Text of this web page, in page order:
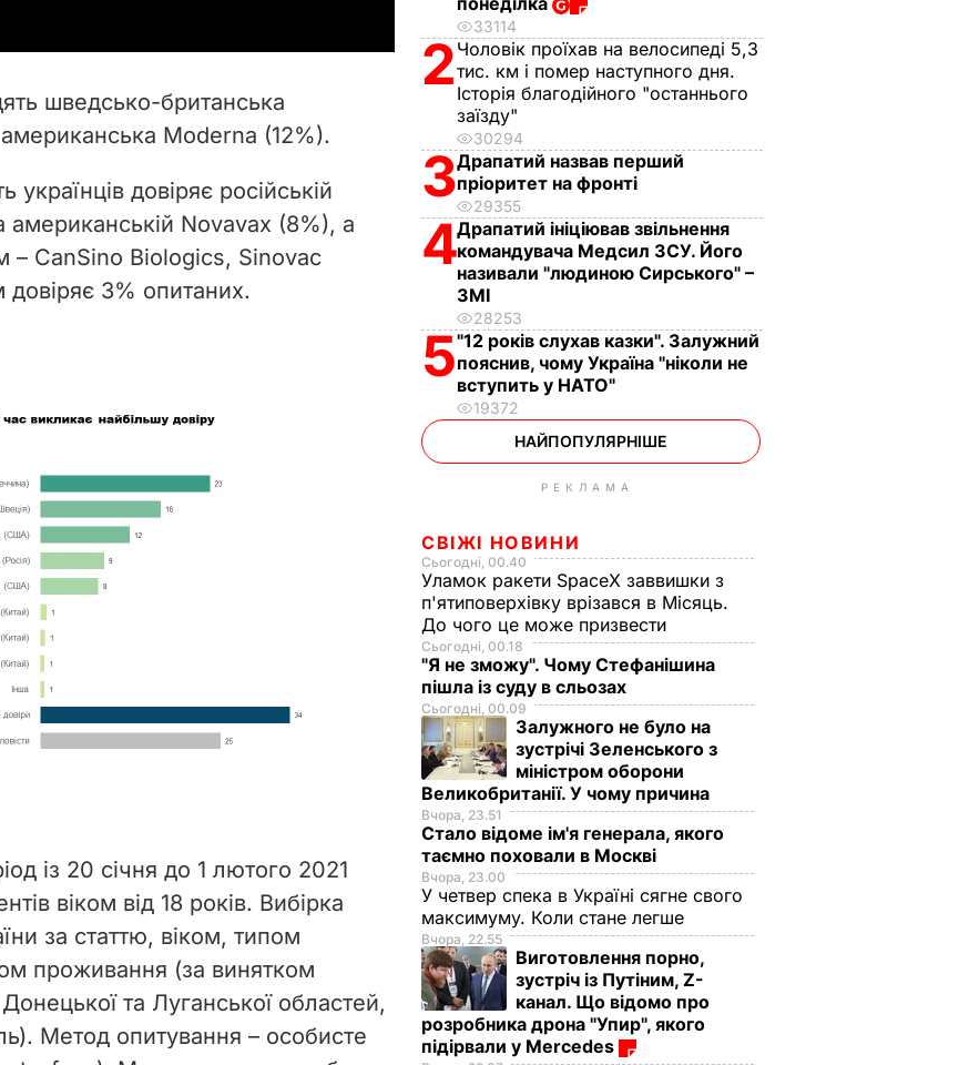
i
d
e
o
шведсько-британська
Moderna (12%).
довіряє російській
американській Novavax (8%), а
– CanSino Biologics, Sinovac
3% опитаних.
із 20 січня до 1 лютого 2021
віком від 18 років. Вибірка
за статтю, віком, типом
проживання (за винятком
та Луганської областей,
Метод опитування – особисте
33114
2 Чоловік проїхав на велосипеді 5,3
тис. км і помер наступного дня.
Історія благодійного "останнього
заїзду"
30294
3Драпатий назвав перший
пріоритет на фронті
29355
4Драпатий ініціював звільнення
командувача Медсил ЗСУ. Його
називали "людиною Сирського" –
ЗМІ
28253
5"12 років слухав казки". Залужний
пояснив, чому Україна "ніколи не
вступить у НАТО"
19372
НАЙПОПУЛЯРНІШЕ
РЕКЛАМА
СВІЖІ НОВИНИ
Сьогодні, 00.40
Уламок ракети SpaceX заввишки з
п'ятиповерхівку врізався в Місяць.
До чого це може призвести
Сьогодні, 00.18
"Я не зможу". Чому Стефанішина
пішла із суду в сльозах
Сьогодні, 00.09
Залужного не було на
зустрічі Зеленського з
міністром оборони
Великобританії. У чому причина
Вчора, 23.51
Стало відоме ім'я генерала, якого
таємно поховали в Москві
Вчора, 23.00
У четвер спека в Україні сягне свого
максимуму. Коли стане легше
Вчора, 22.55
Виготовлення порно,
зустріч із Путіним, Z-
канал. Що відомо про
розробника дрона "Упир", якого
підірвали у Mercedes